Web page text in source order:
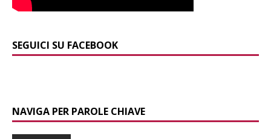
SEGUICI SU FACEBOOK
NAVIGA PER PAROLE CHIAVE